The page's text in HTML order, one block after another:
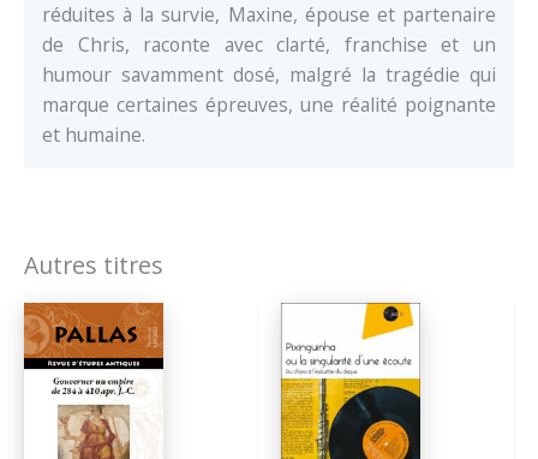
réduites à la survie, Maxine, épouse et partenaire
de Chris, raconte avec clarté, franchise et un
humour savamment dosé, malgré la tragédie qui
marque certaines épreuves, une réalité poignante
et humaine.
Autres titres